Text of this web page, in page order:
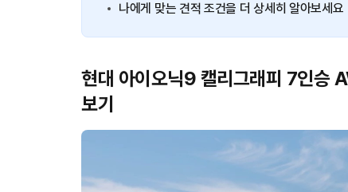
나에게 맞는 견적 조건을 더 상세히 알아보세요
현대 아이오닉9 캘리그래피 7인승
보기